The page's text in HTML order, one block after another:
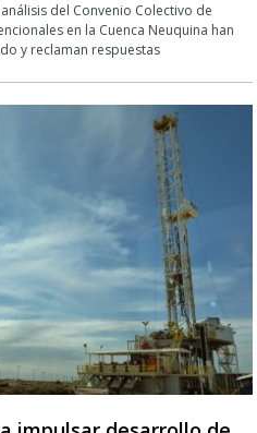
del Convenio Colectivo de
en la Cuenca Neuquina han
y reclaman respuestas